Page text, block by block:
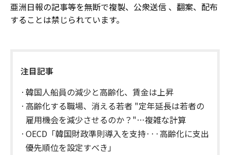
亜洲日報の記事等を無断で複製、公衆送信 、翻案、配布
することは禁じられています。
注目記事
韓国人船員の減少と高齢化、賃金は上昇
高齢化する職場、消える若者 "定年延長は若者の
雇用機会を減少させるのか？"…複雑な計算
OECD「韓国財政準則導入を支持···高齢化に支出
優先順位を設定すべき」